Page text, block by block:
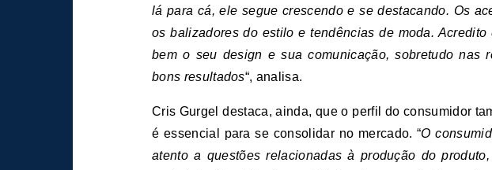
lá para cá, ele segue crescendo e se destacando. Os
os balizadores do estilo e tendências de moda.
bem o seu design e sua comunicação, sobretudo nas
bons resultados“, analisa.
Cris Gurgel destaca, ainda, que o perfil do consumidor
é essencial para se consolidar no mercado. “O
atento a questões relacionadas à produção do